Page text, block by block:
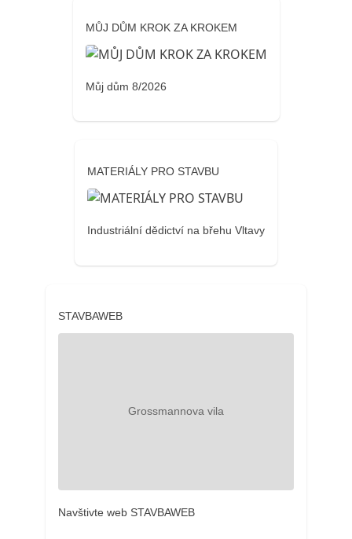
MŮJ DŮM KROK ZA KROKEM
Můj dům 8/2026
MATERIÁLY PRO STAVBU
Industriální dědictví na břehu Vltavy
STAVBAWEB
Navštivte web STAVBAWEB